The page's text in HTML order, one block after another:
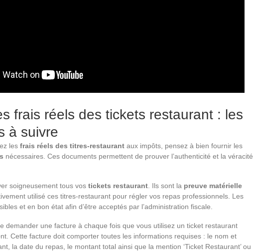
frais réels des tickets restaurant : les
à suivre
les frais réels des titres-restaurant aux impôts, pensez à bien fournir les
nécessaires. Ces documents permettent de prouver l’authenticité et la véracité
soigneusement tous vos tickets restaurant . Ils sont la preuve matérielle
utilisé ces titres-restaurant pour régler vos repas professionnels. Les
et en bon état afin d’être acceptés par l’administration fiscale.
demander une facture à chaque fois que vous utilisez un ticket restaurant
Cette facture doit comporter toutes les informations requises : le nom et
la date du repas, le montant total ainsi que la mention ‘Ticket Restaurant’ ou